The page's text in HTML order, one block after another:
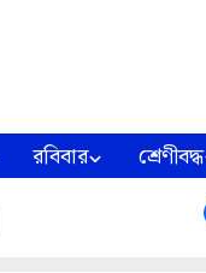
রবিবার শ্রেণীবদ্ধ